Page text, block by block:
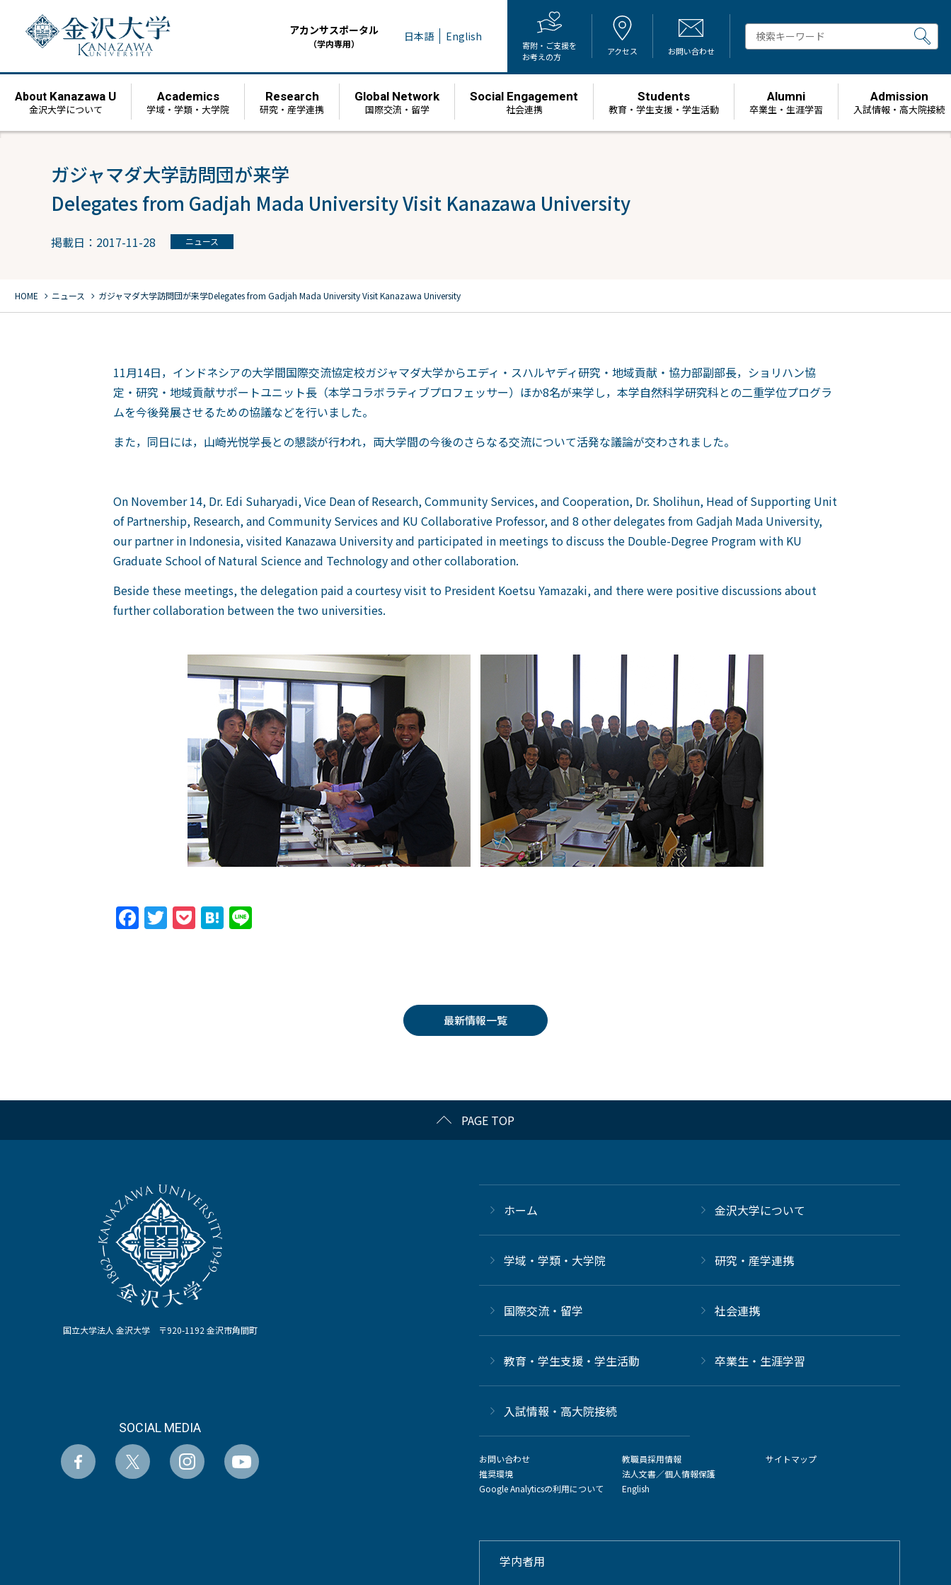
アカンサスポータル
（学内専用） 日本語 English
寄附・ご支援を
お考えの方
アクセス お問い合わせ
About Kanazawa U
金沢大学について
Academics
学域・学類・大学院
Research
研究・産学連携
Global Network
国際交流・留学
Social Engagement
社会連携
Students
教育・学生支援・学生活動
Alumni
卒業生・生涯学習
Admission
⼊試情報・高大院接続
ガジャマダ大学訪問団が来学
Delegates from Gadjah Mada University Visit Kanazawa University
掲載日：2017-11-28 ニュース
HOME chevron_right ニュース chevron_right ガジャマダ大学訪問団が来学Delegates from Gadjah Mada University Visit Kanazawa University
11月14日，インドネシアの大学間国際交流協定校ガジャマダ大学からエディ・スハルヤディ研究・地域貢献・協力部副部長，ショリハン協
定・研究・地域貢献サポートユニット長（本学コラボラティブプロフェッサー）ほか8名が来学し，本学自然科学研究科との二重学位プログラ
ムを今後発展させるための協議などを行いました。
また，同日には，山崎光悦学長との懇談が行われ，両大学間の今後のさらなる交流について活発な議論が交わされました。
On November 14, Dr. Edi Suharyadi, Vice Dean of Research, Community Services, and Cooperation, Dr. Sholihun, Head of Supporting Unit
of Partnership, Research, and Community Services and KU Collaborative Professor, and 8 other delegates from Gadjah Mada University,
our partner in Indonesia, visited Kanazawa University and participated in meetings to discuss the Double-Degree Program with KU
Graduate School of Natural Science and Technology and other collaboration.
Beside these meetings, the delegation paid a courtesy visit to President Koetsu Yamazaki, and there were positive discussions about
further collaboration between the two universities.
Facebook
Twitter
PocketHatena
最新情報一覧
PAGE TOP
国立大学法人 金沢大学 〒920-1192 金沢市角間町
SOCIAL MEDIA
ホーム 金沢大学について
学域・学類・大学院 研究・産学連携
国際交流・留学 社会連携
教育・学生支援・学生活動 卒業生・生涯学習
⼊試情報・高大院接続
お問い合わせ
推奨環境
Google Analyticsの利用について
教職員採用情報
法人文書／個人情報保護
English
サイトマップ
学内者用